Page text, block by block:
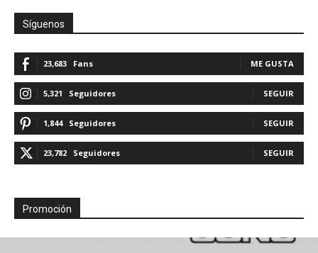
Síguenos
23,683 Fans ME GUSTA
5,321 Seguidores SEGUIR
1,844 Seguidores SEGUIR
23,782 Seguidores SEGUIR
Promoción